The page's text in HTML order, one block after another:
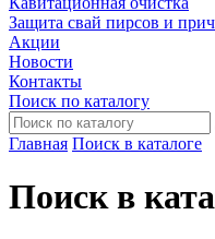
Защита свай пирсов и
Акции
Новости
Контакты
Поиск по каталогу
Главная Поиск в каталоге
Поиск в